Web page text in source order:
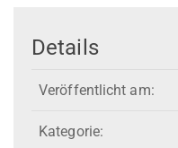
Details
Veröffentlicht am:
Kategorie: